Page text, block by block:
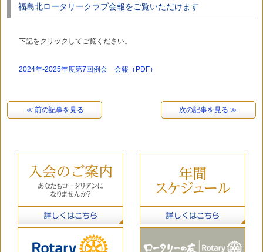
福島北ロータリークラブ会報をご覧いただけます
下記をクリックしてご覧ください。
2024年-2025年度第7回例会 会報（PDF）
≪ 前の記事を見る 次の記事を見る ≫